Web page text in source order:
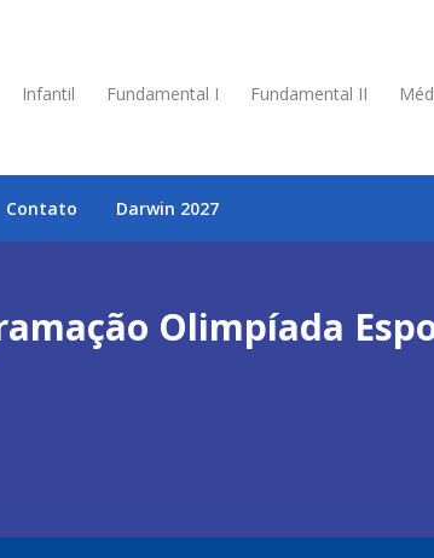
Infantil Fundamental I Fundamental II
Contato Darwin 2027
Olimpíada